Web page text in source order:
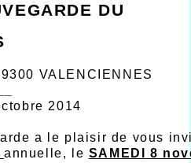
DU
VALENCIENNES
2014
a le plaisir de vous
annuelle, le SAMEDI
8